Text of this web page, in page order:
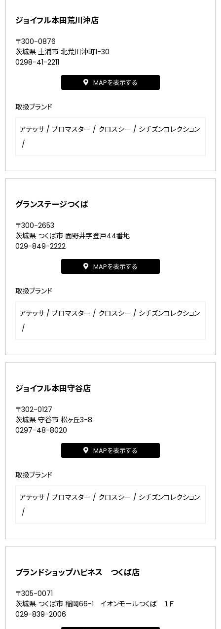
ジョイフル本田荒川沖店
〒300-0876
茨城県 土浦市 北荒川沖町1-30
0298-41-2211
MAPを表示する
取扱ブランド
アテッサ / プロマスター / クロスシー / シチズンコレクション
/
グランステージつくば
〒300-2653
茨城県 つくば市 面野井字登戸44番地
029-849-2222
MAPを表示する
取扱ブランド
アテッサ / プロマスター / クロスシー / シチズンコレクション
/
ジョイフル本田守谷店
〒302-0127
茨城県 守谷市 松ヶ丘3-8
0297-48-8020
MAPを表示する
取扱ブランド
アテッサ / プロマスター / クロスシー / シチズンコレクション
/
ブランドショップハピネス つくば店
〒305-0071
茨城県 つくば市 稲岡66-1 イオンモールつくば １Ｆ
029-839-2006